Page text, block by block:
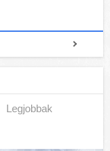
Legjobbak